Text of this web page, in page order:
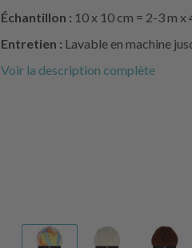
Échantillon : 10 x 10 cm = 2-3 m x
Entretien : Lavable en machine
Voir la description complète